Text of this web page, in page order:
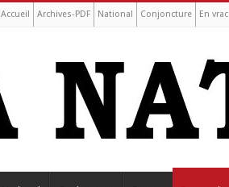
Accueil Archives-PDF National Conjoncture En vrac